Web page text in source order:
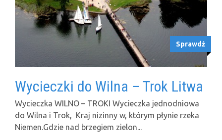
Sprawdź
Wycieczki do Wilna – Trok Litwa
Wycieczka WILNO – TROKI Wycieczka jednodniowa
do Wilna i Trok, Kraj nizinny w, którym płynie rzeka
Niemen.Gdzie nad brzegiem zielon...